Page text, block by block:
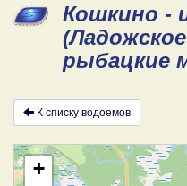
Кошкино -
рыбацкие
К списку водоемов
+